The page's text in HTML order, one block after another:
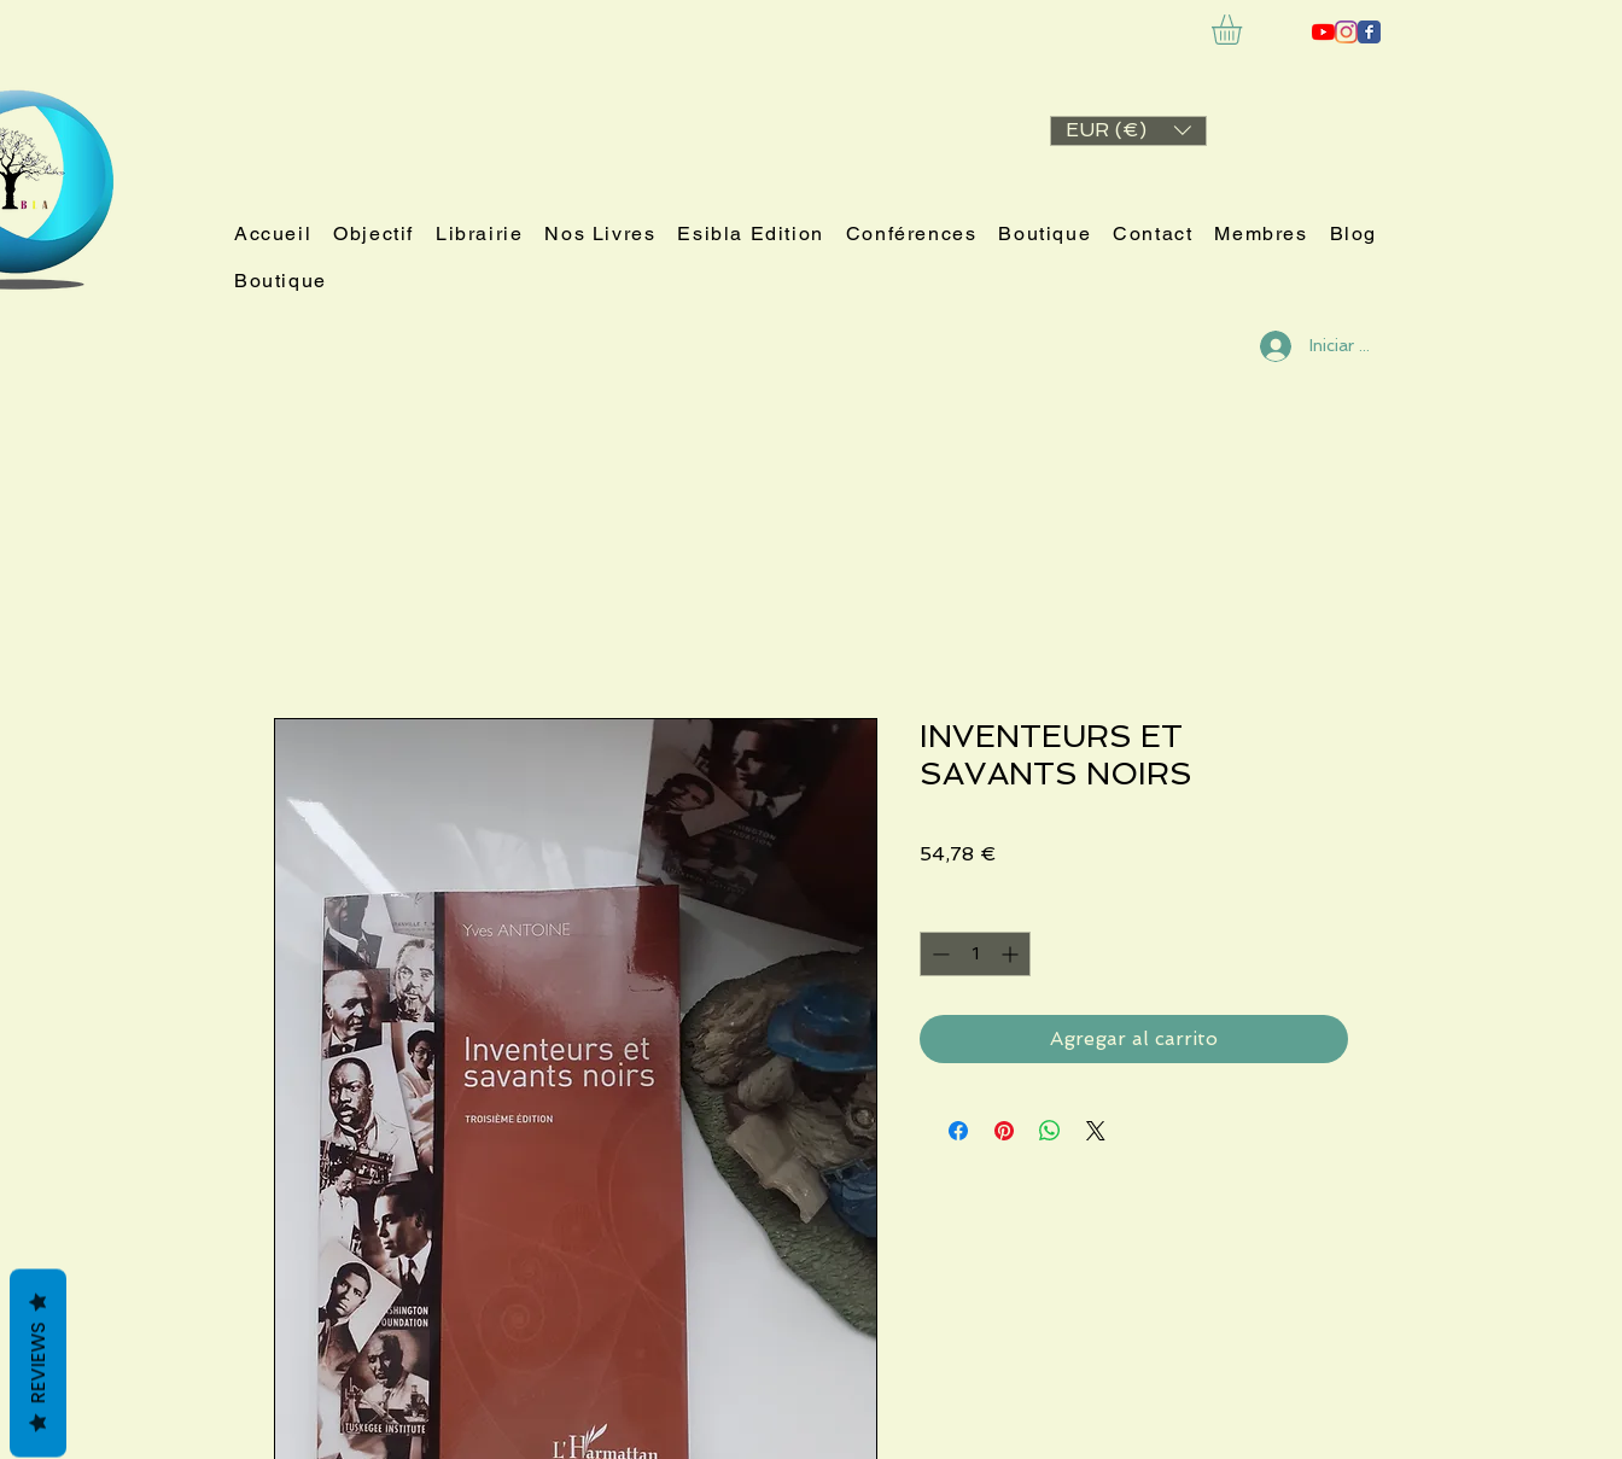
EUR (€)
Accueil Objectif Librairie Nos Livres Esibla Edition Conférences Boutique Contact Membres Blog
Boutique
Iniciar sesión
INVENTEURS ET
SAVANTS NOIRS
54,78 €
Agregar al carrito
REVIEWS